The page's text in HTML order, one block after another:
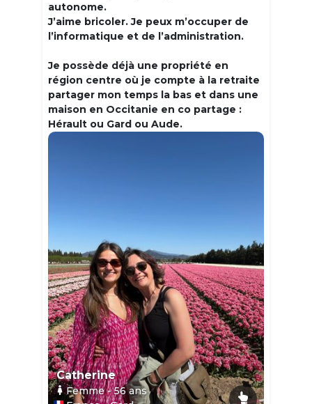
autonome.
J’aime bricoler. Je peux m’occuper de
l’informatique et de l’administration.
Je possède déjà une propriété en
région centre où je compte à la retraite
partager mon temps la bas et dans une
maison en Occitanie en co partage :
Hérault ou Gard ou Aude.
Catherine
Femme- 56ans